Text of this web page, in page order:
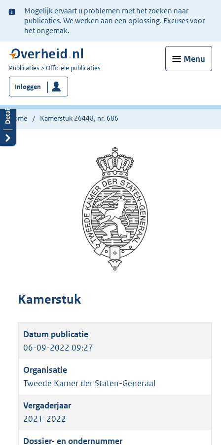
Ter
informatie:
Mogelijk ervaart u problemen met het zoeken naar
publicaties. We werken aan een oplossing. Excuses voor
het ongemak.
Menu
U
bent
nu
hier:
Publicaties Officiële publicaties
Inloggen
Home Kamerstuk 26448, nr. 686
Kamerstuk
06-09-2022 09:27
Tweede Kamer der Staten-Generaal
2021-2022